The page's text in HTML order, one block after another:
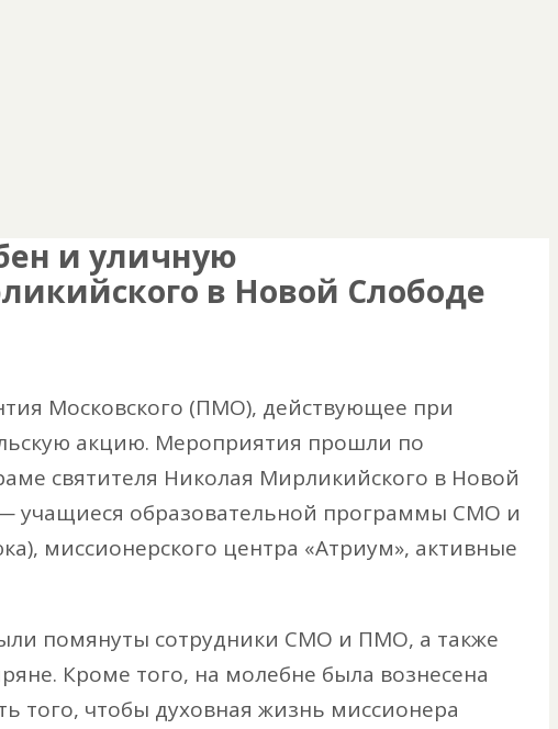
и уличную
в Новой Слободе
Московского (ПМО), действующее при
акцию. Мероприятия прошли по
святителя Николая Мирликийского в Новой
учащиеся образовательной программы СМО и
миссионерского центра «Атриум», активные
помянуты сотрудники СМО и ПМО, а также
Кроме того, на молебне была вознесена
того, чтобы духовная жизнь миссионера